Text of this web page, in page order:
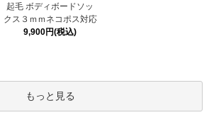
起毛 ボディボードソッ
クス３ｍｍネコポス対応
9,900円(税込)
もっと見る